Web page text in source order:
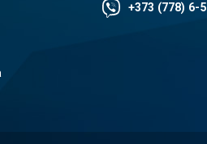
+373 (778) 6-